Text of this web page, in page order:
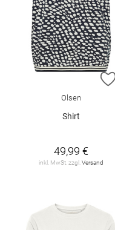
Olsen
Shirt
49,99 €
inkl. MwSt. zzgl. Versand